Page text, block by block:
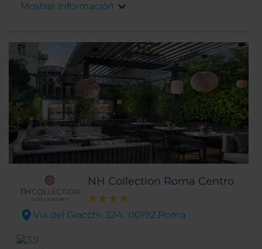
de España. El edificio fue un convento
renovación realizadas en 2009.
Mostrar información
NH Collection Roma Centro
Via dei Gracchi, 324,. 00192 Roma